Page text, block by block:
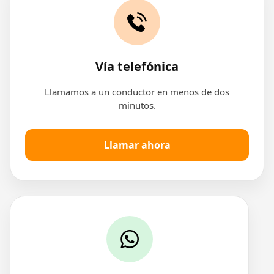
Vía telefónica
Llamamos a un conductor en menos de dos
minutos.
Llamar ahora